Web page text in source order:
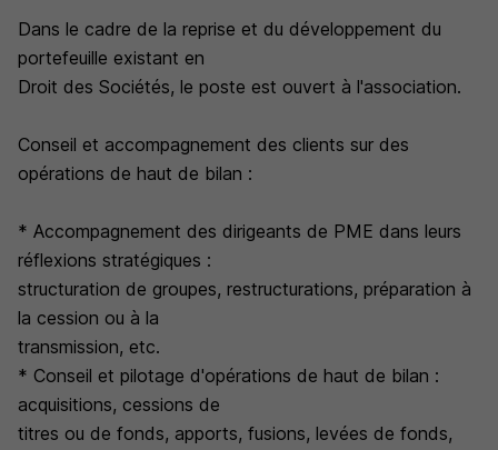
Dans le cadre de la reprise et du développement du
portefeuille existant en
Droit des Sociétés, le poste est ouvert à l'association.
Conseil et accompagnement des clients sur des
opérations de haut de bilan :
* Accompagnement des dirigeants de PME dans leurs
réflexions stratégiques :
structuration de groupes, restructurations, préparation à
la cession ou à la
transmission, etc.
* Conseil et pilotage d'opérations de haut de bilan :
acquisitions, cessions de
titres ou de fonds, apports, fusions, levées de fonds,